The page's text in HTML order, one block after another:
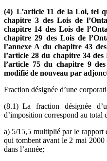
(4) L’article 11 de la Loi, tel
chapitre 3 des Lois de
chapitre 14 des Lois de
chapitre 29 des Lois de
l’annexe A du chapitre 43
l’article 28 du chapitre 34
l’article 75 du chapitre 9
modifié de nouveau par
Fraction désignée d’une
(8.1) La fraction désignée
d’imposition correspond au total
a) 5/15,5 multiplié par le rapport
qui tombent avant le 2 mai
dans l’année;